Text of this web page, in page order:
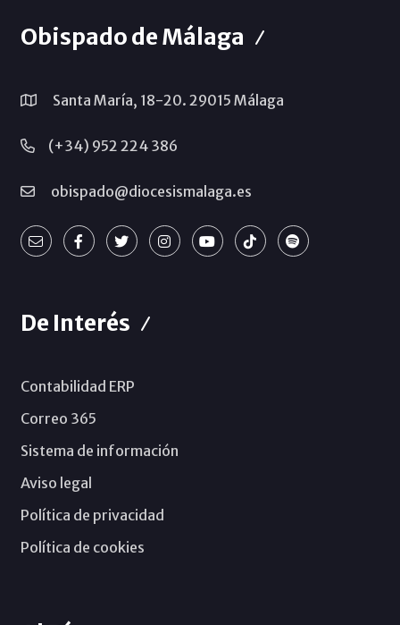
Obispado de Málaga
Santa María, 18-20. 29015 Málaga
(+34) 952 224 386
obispado@diocesismalaga.es
De Interés
Contabilidad ERP
Correo 365
Sistema de información
Aviso legal
Política de privacidad
Política de cookies